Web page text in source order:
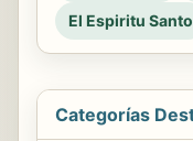
El Espiritu Santo
Categorías